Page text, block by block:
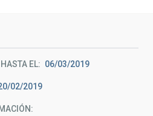
EL 06/03/2019
02/2019